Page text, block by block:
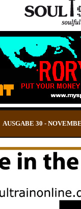
AUSGABE 30 -